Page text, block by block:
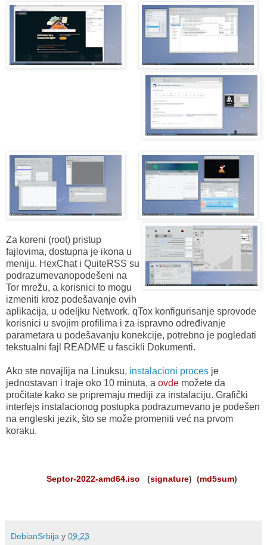
Za koreni (root) pristup
fajlovima, dostupna je ikona u
meniju. HexChat i QuiteRSS su
podrazumevanopodešeni na
Tor mrežu, a korisnici to mogu
izmeniti kroz podešavanje ovih
aplikacija, u odeljku Network. qTox konfigurisanje sprovode
korisnici u svojim profilima i za ispravno određivanje
parametara u podešavanju konekcije, potrebno je pogledati
tekstualni fajl README u fascikli Dokumenti.
Ako ste novajlija na Linuksu, instalacioni proces je
jednostavan i traje oko 10 minuta, a ovde možete da
pročitate kako se pripremaju mediji za instalaciju. Grafički
interfejs instalacionog postupka podrazumevano je podešen
na engleski jezik, što se može promeniti već na prvom
koraku.
Septor-2022-amd64.iso (signature) (md5sum)
DebianSrbija у 09:23